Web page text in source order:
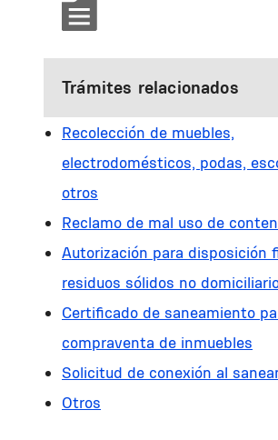
Trámites relacionados
Recolección de muebles,
electrodomésticos, podas,
otros
Reclamo de mal uso de
Autorización para disposición
residuos sólidos no
Certificado de saneamiento
compraventa de inmuebles
Solicitud de conexión al
Otros